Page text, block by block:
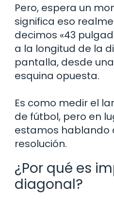
Pero, espera un
significa eso
decimos «43
a la longitud de la
pantalla, desde
esquina opuesta.
Es como medir el
de fútbol, pero en
estamos hablando
resolución.
¿Por qué es
diagonal?